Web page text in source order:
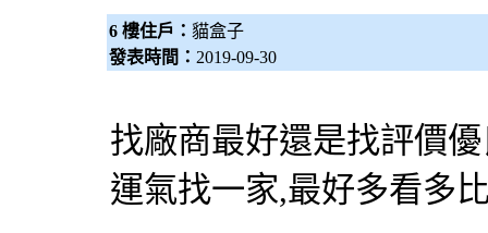
6 樓住戶： 貓盒子
發表時間： 2019-09-30
找廠商最好還是找評價
運氣找一家,最好多看多